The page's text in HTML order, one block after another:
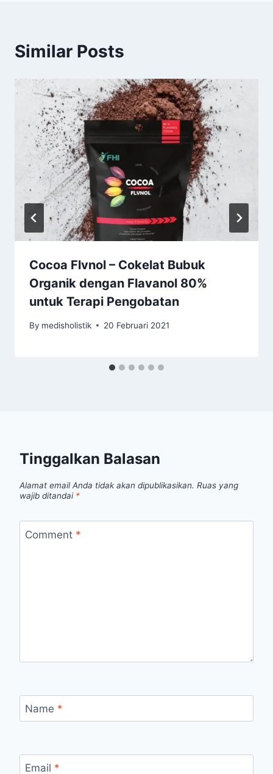
Similar Posts
Cocoa Flvnol – Cokelat Bubuk
Organik dengan Flavanol 80%
untuk Terapi Pengobatan
By medisholistik 20 Februari 2021
Tinggalkan Balasan
Alamat email Anda tidak akan dipublikasikan. Ruas yang
wajib ditandai *
Comment *
Name *
Email *